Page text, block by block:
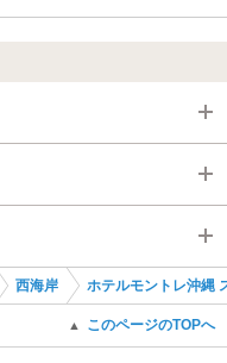
西海岸 ホテルモントレ沖縄
▲ このページのTOPへ